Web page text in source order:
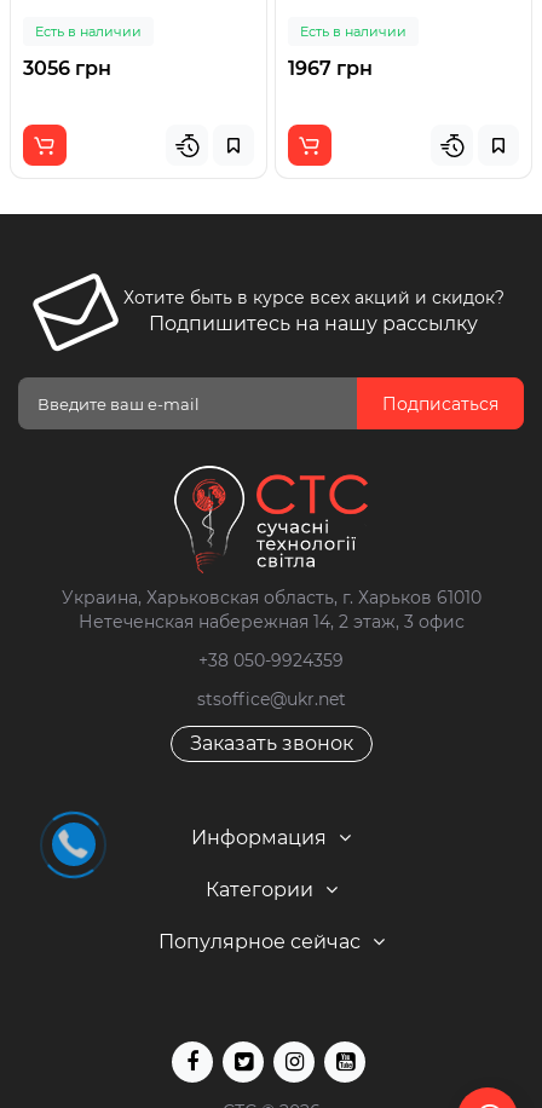
Есть в наличии
3056 грн
Есть в наличии
1967 грн
Хотите быть в курсе всех акций и скидок?
Подпишитесь на нашу рассылку
Подписаться
Украина, Харьковская область, г. Харьков 61010
Нетеченская набережная 14, 2 этаж, 3 офис
+38 050-9924359
stsoffice@ukr.net
Заказать звонок
Информация
Категории
Популярное сейчас